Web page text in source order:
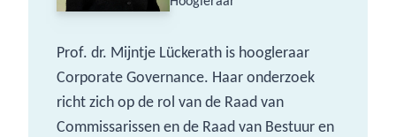
Prof. dr. Mijntje Lückerath is hoogleraar
Corporate Governance. Haar onderzoek
richt zich op de rol van de Raad van
Commissarissen en de Raad van Bestuur en